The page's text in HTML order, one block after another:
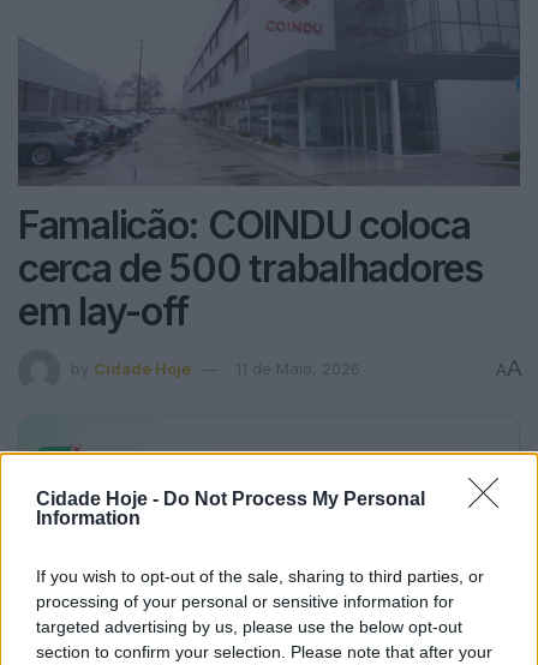
Cidade Hoje - Do Not Process My Personal
Information
If you wish to opt-out of the sale, sharing to third parties, or
processing of your personal or sensitive information for
targeted advertising by us, please use the below opt-out
section to confirm your selection. Please note that after your
Famalicão: COINDU coloca
cerca de 500 trabalhadores
em lay-off
by Cidade Hoje 11 de Maio, 2026 AA
AlertasCidade Hojeno seu WhatsApp
ACOINDU, com unidade de produção em Joane,
Famalicão,vai avançar com um processo de lay-off